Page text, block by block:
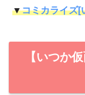
▼コミカライズ[
【いつか